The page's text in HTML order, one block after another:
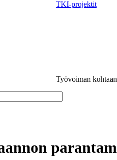
TKI-projektit
Työvoiman